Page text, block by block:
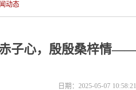
动态
子心，殷殷桑梓情
日期：2025-05-07